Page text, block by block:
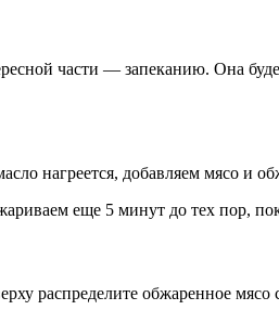
части — запеканию. Она
нагреется, добавляем мясо и
еще 5 минут до тех пор,
распределите обжаренное